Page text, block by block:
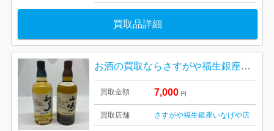
買取品詳細
お酒の買取ならさすがや福生銀座いなげや店です！| 羽村市五ノ神| サントリーウイスキー山崎と知多セット
買取金額 7,000 円
買取店舗 さすがや福生銀座いなげや店